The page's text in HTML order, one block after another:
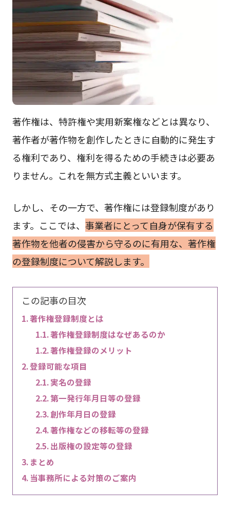
著作権は、特許権や実用新案権などとは異なり、
著作者が著作物を創作したときに自動的に発生す
る権利であり、権利を得るための手続きは必要あ
りません。これを無方式主義といいます。
しかし、その一方で、著作権には登録制度があり
ます。ここでは、 事業者にとって自身が保有する
著作物を他者の侵害から守るのに有用な、著作権
の登録制度について解説します。
この記事の目次
著作権登録制度とは
著作権登録制度はなぜあるのか
著作権登録のメリット
登録可能な項目
実名の登録
第一発行年月日等の登録
創作年月日の登録
著作権などの移転等の登録
出版権の設定等の登録
まとめ
当事務所による対策のご案内